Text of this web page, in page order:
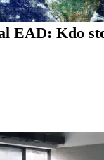
EAD: Kdo